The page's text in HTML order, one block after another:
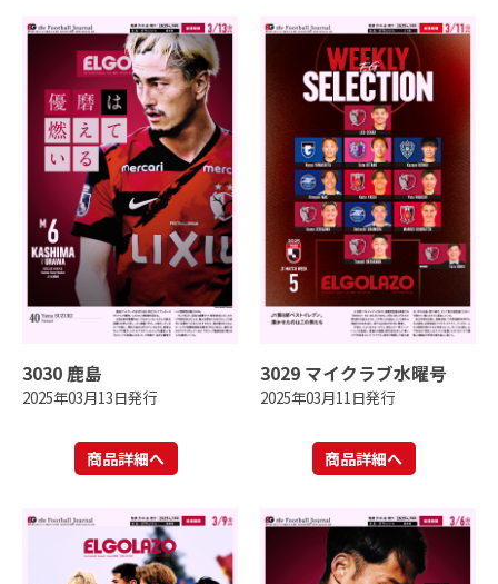
3030 鹿島
2025年03月13日発行
商品詳細へ
3029 マイクラブ水曜号
2025年03月11日発行
商品詳細へ